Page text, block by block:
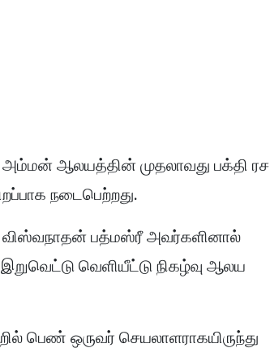
ஆலயத்தின் முதலாவது பக்தி ரச
நடைபெற்றது.
பத்மஸ்ரீ அவர்களினால்
வெளியீட்டு நிகழ்வு ஆலய
பெண் ஒருவர் செயலாளராகயிருந்து